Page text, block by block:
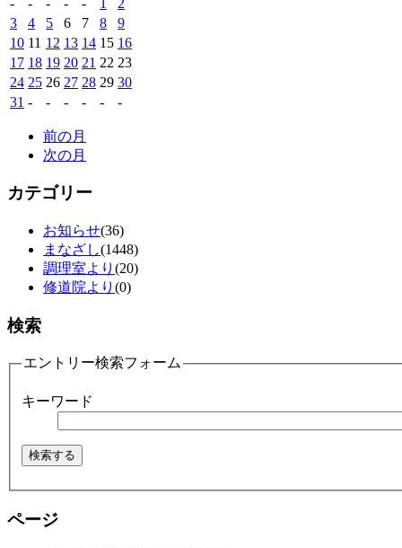
3
4 5 6 7 8
9
10 11 12 13 14 15 16
17 18 19 20 21 22 23
24 25 26 27 28 29 30
31 - - - - - -
前の月
次の月
カテゴリー
お知らせ(36)
まなざし(1448)
調理室より (20)
修道院より (0)
検索
エントリー検索フォーム
キーワード
ページ